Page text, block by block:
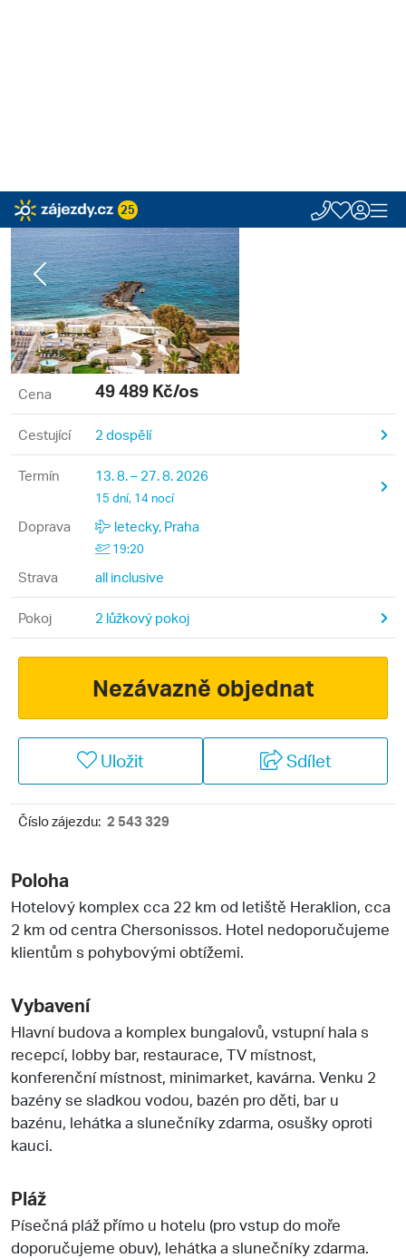
Previous
Cena 49 489 Kč/os
Cestující 2 dospělí
Termín 13. 8. – 27. 8. 2026
15 dní, 14 nocí
Doprava letecky, Praha
19:20
Strava all inclusive
Pokoj 2 lůžkový pokoj
Nezávazně objednat
Uložit Sdílet
Číslo zájezdu: 2 543 329
Poloha
Hotelový komplex cca 22 km od letiště Heraklion, cca
2 km od centra Chersonissos. Hotel nedoporučujeme
klientům s pohybovými obtížemi.
Vybavení
Hlavní budova a komplex bungalovů, vstupní hala s
recepcí, lobby bar, restaurace, TV místnost,
konferenční místnost, minimarket, kavárna. Venku 2
bazény se sladkou vodou, bazén pro děti, bar u
bazénu, lehátka a slunečníky zdarma, osušky oproti
kauci.
Pláž
Písečná pláž přímo u hotelu (pro vstup do moře
doporučujeme obuv), lehátka a slunečníky zdarma.